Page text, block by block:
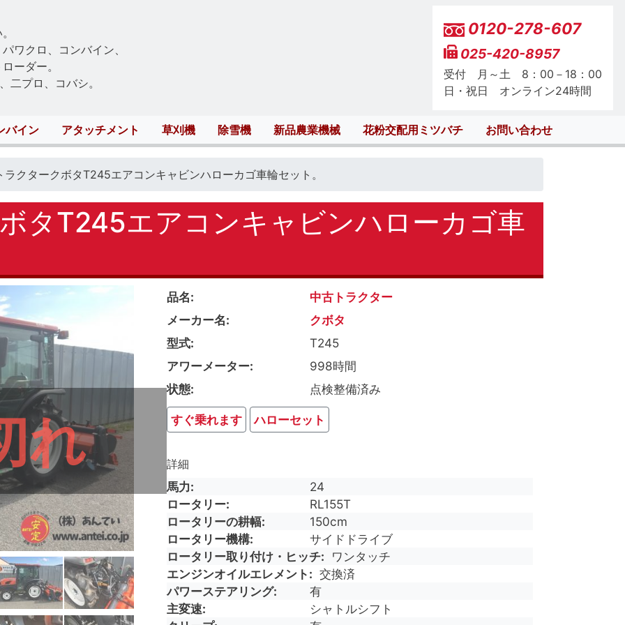
ワクロ、コンバイン、
ーダー。
二プロ、コバシ。
0120-278-607
025-420-8957
受付 月～土 8：00－18：00
日・祝日 オンライン24時間
バイン アタッチメント 草刈機 除雪機 新品農業機械 花粉交配用ミツバチ お問い合わせ
ラクタークボタT245エアコンキャビンハローカゴ車輪セット。
タT245エアコンキャビンハローカゴ車
れ
品名
中古トラクター
メーカー名
クボタ
型式
T245
アワーメーター
998時間
状態
点検整備済み
すぐ乗れます ハローセット
詳細
馬力
24
ロータリー
RL155T
ロータリーの耕幅
150cm
ロータリー機構
サイドドライブ
ロータリー取り付け・ヒッチ
ワンタッチ
エンジンオイルエレメント
交換済
パワーステアリング
有
主変速
シャトルシフト